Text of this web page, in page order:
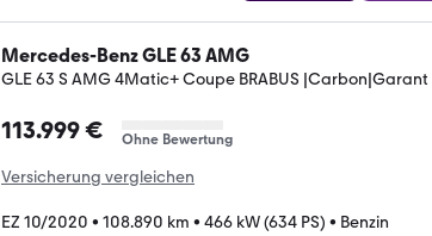
Mercedes-Benz GLE 63 AMG
GLE 63 S AMG 4Matic+ Coupe BRABUS |Carbon|Garant
113.999 € Ohne Bewertung
Versicherung vergleichen
EZ 10/2020 • 108.890 km • 466 kW (634 PS) • Benzin